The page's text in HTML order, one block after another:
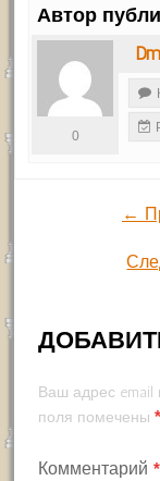
Автор
0
←
Ваш адрес email
поля помечены *
Комментарий *